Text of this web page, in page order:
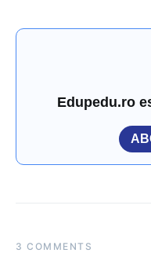
Edupedu.ro
3 COMMENTS